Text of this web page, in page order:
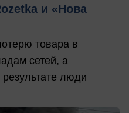
и «Нова
товара в
сетей, а
результате люди